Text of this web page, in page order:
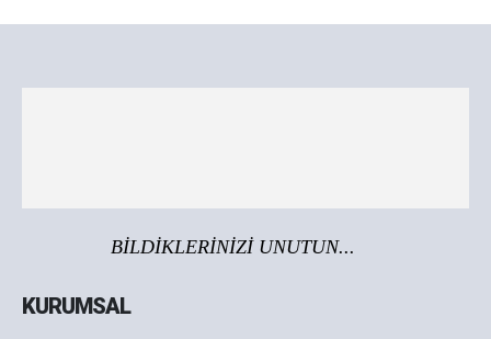
BİLDİKLERİNİZİ UNUTUN...
KURUMSAL